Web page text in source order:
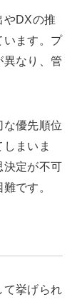
やDXの推
います。プ
異なり、管
優先順位
まいま
決定が不可
です。
て挙げられ